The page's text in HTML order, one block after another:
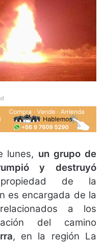
lunes, un grupo de
y destruyó
de la
es encargada de la
a los
del camino
, en la región La